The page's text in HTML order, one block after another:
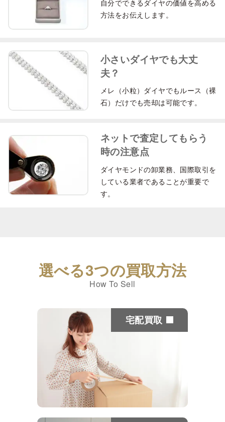
自分でできるダイヤの価値を高める
方法をお伝えします。
小さいダイヤでも大丈
夫？
メレ（小粒）ダイヤでもルース（裸
石）だけでも売却は可能です。
ネットで査定してもらう
時の注意点
ダイヤモンドの卸業務、国際取引を
している業者であることが重要で
す。
選べる3つの買取方法
How To Sell
宅配買取